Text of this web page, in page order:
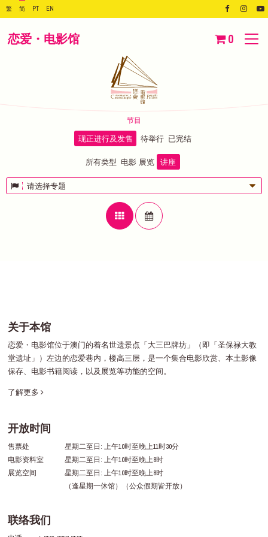
繁 简 PT EN
恋爱・电影馆 0
节目
现正进行及发售 待举行 已完结
所有类型 电影 展览 讲座
请选择专题
关于本馆
恋爱・电影馆位于澳门的着名世遗景点「大三巴牌坊」（即「圣保禄大教
堂遗址」）左边的恋爱巷内，楼高三层，是一个集合电影欣赏、本土影像
保存、电影书籍阅读，以及展览等功能的空间。
了解更多
开放时间
售票处
星期二至日: 上午10时至晚上11时30分
电影资料室
星期二至日: 上午10时至晚上8时
展览空间
星期二至日: 上午10时至晚上8时
（逢星期一休馆）（公众假期皆开放）
联络我们